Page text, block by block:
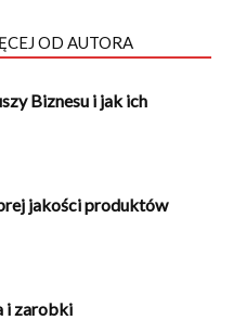
OD AUTORA
Biznesu i jak ich
jakości produktów
i zarobki